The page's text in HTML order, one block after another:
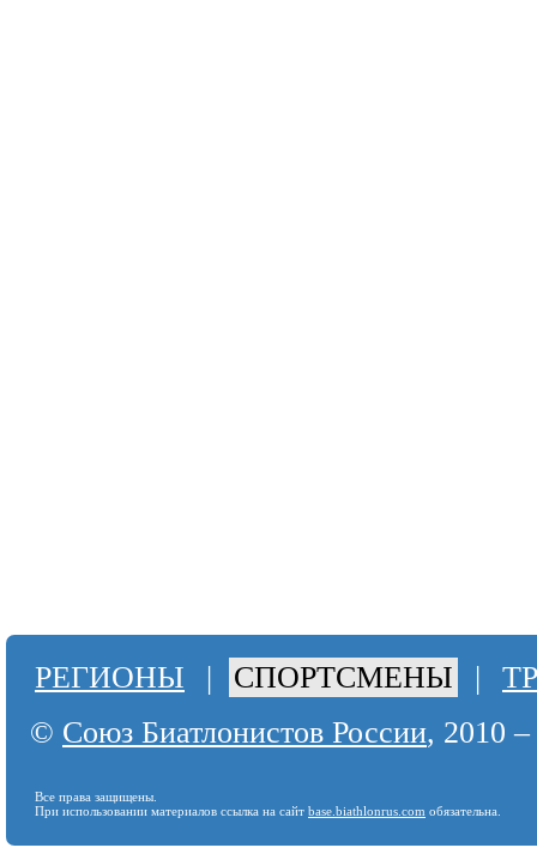
РЕГИОНЫ | СПОРТСМЕНЫ |
© Союз Биатлонистов России, 2010
Все права защищены.
При использовании материалов ссылка на сайт base.biathlonrus.com обязательна.